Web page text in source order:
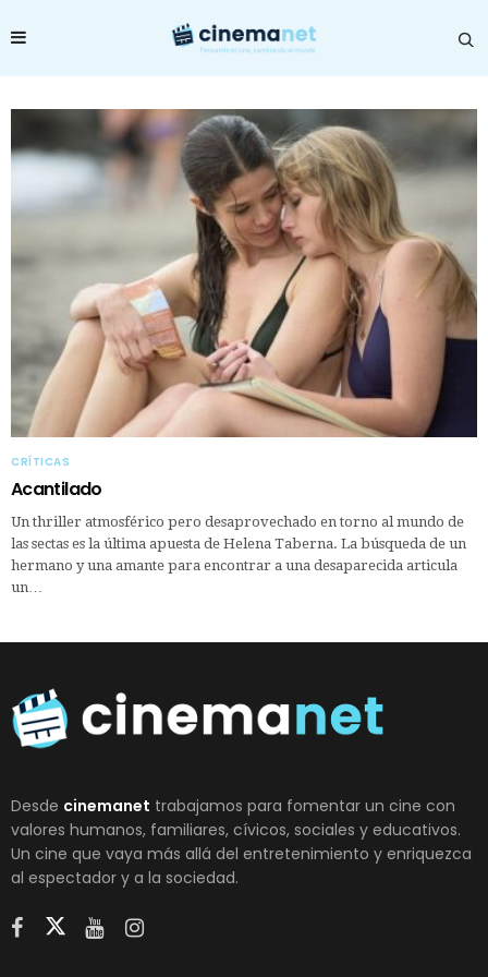
CRÍTICAS
Acantilado
Un thriller atmosférico pero desaprovechado en torno al mundo de
las sectas es la última apuesta de Helena Taberna. La búsqueda de un
hermano y una amante para encontrar a una desaparecida articula
un…
Desde cinemanet trabajamos para fomentar un cine con
valores humanos, familiares, cívicos, sociales y educativos.
Un cine que vaya más allá del entretenimiento y enriquezca
al espectador y a la sociedad.